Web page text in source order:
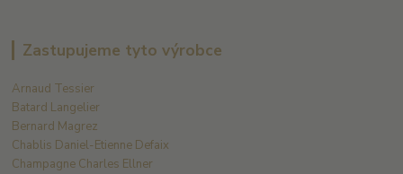
Zastupujeme tyto výrobce
Arnaud Tessier
Batard Langelier
Bernard Magrez
Chablis Daniel-Etienne Defaix
Champagne Charles Ellner